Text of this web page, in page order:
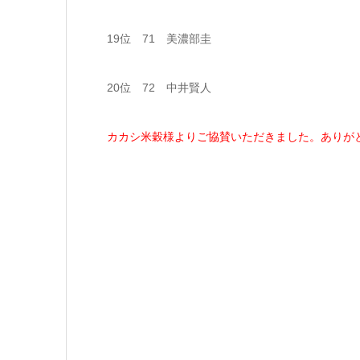
19位 71 美濃部圭
20位 72 中井賢人
カカシ米穀様よりご協賛いただきました。ありが